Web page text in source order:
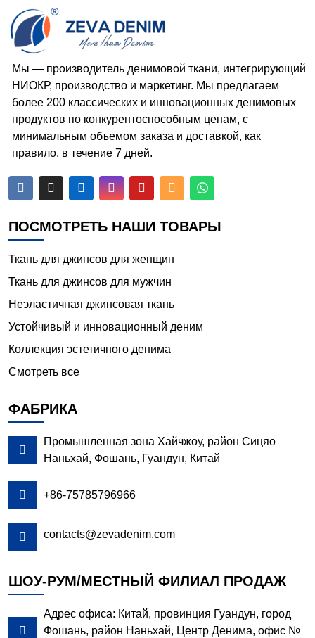
Мы — производитель денимовой ткани, интегрирующий
НИОКР, производство и маркетинг. Мы предлагаем
более 200 классических и инновационных денимовых
продуктов по конкурентоспособным ценам, с
минимальным объемом заказа и доставкой, как
правило, в течение 7 дней.
     
ПОСМОТРЕТЬ НАШИ ТОВАРЫ
Ткань для джинсов для женщин
Ткань для джинсов для мужчин
Неэластичная джинсовая ткань
Устойчивый и инновационный деним
Коллекция эстетичного денима
Смотреть все
ФАБРИКА

Промышленная зона Хайчжоу, район Сицяо
Наньхай, Фошань, Гуандун, Китай
 +86-75785796966
 contacts@zevadenim.com
ШОУ-РУМ/МЕСТНЫЙ ФИЛИАЛ ПРОДАЖ

Адрес офиса: Китай, провинция Гуандун, город
Фошань, район Наньхай, Центр Денима, офис №